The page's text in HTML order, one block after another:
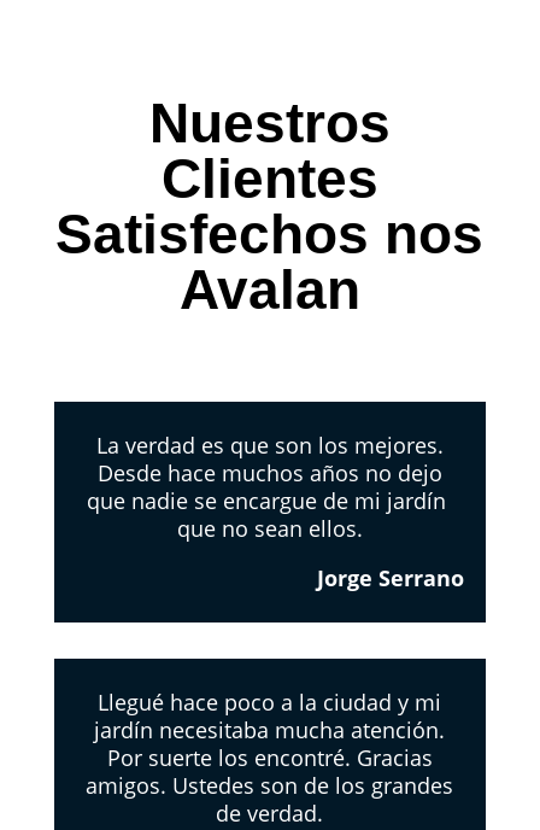
Nuestros
Clientes
Satisfechos nos
Avalan
La verdad es que son los mejores.
Desde hace muchos años no dejo
que nadie se encargue de mi jardín
que no sean ellos.
Jorge Serrano
Llegué hace poco a la ciudad y mi
jardín necesitaba mucha atención.
Por suerte los encontré. Gracias
amigos. Ustedes son de los grandes
de verdad.